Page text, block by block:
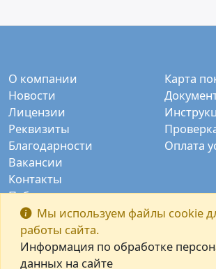
Мы используем файлы cookie
работы сайта.
Информация по обработке
данных на сайте
О компании
Новости
Лицензии
Реквизиты
Благодарности
Вакансии
Контакты
Карта
Оплата
Публичные камеры
Заказать звонок